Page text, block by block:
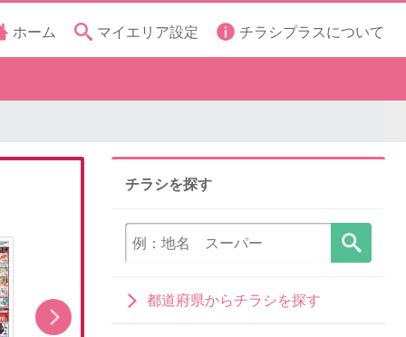
ホーム マイエリア設定 チラシプラスについて
チラシを探す
都道府県からチラシを探す